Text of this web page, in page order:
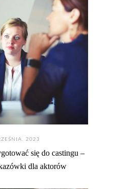
2023
się do castingu –
dla aktorów